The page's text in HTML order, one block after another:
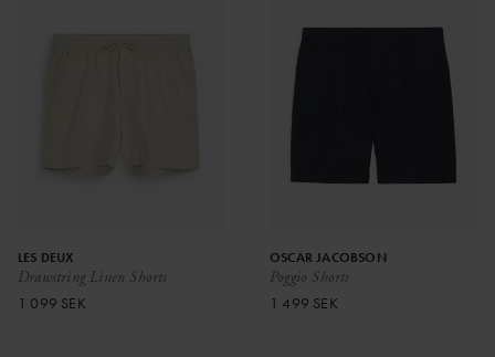
Drawstring Linen Shorts
LES DEUX
1 099 SEK
Poggio Shorts
OSCAR JACOBSON
1 499 SEK